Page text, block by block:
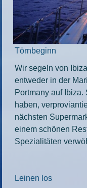
Törnbeginn
Wir segeln von
entweder in der
Portmany auf
haben,
nächsten
einem schönen
Spezialitäten
Leinen los